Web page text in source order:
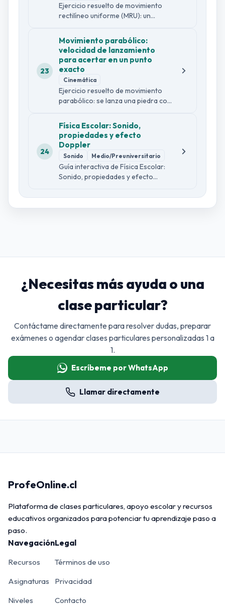
de reacción disponible antes de que
un objeto caído golpee a una
Ejercicio resuelto de movimiento
rectilíneo uniforme (MRU): un
km/h y, 15 segundos después, un
automóvil pasa por el mismo lugar a
120 km/h. Se calcula en qué instante
y en qué posición el automóvil
adelanta al camión, planteando las
ecuaciones de posición de ambos
vehículos respecto a un mismo
instante de referencia.
23
Movimiento parabólico:
velocidad de lanzamiento
para acertar en un punto
exacto
Cinemática
Ejercicio resuelto de movimiento
parabólico: se lanza una piedra con
distancia conocidas, y se calcula la
magnitud de la velocidad inicial
necesaria para que caiga
exactamente en un punto
determinado, combinando el
movimiento horizontal (MRU) y
vertical (MRUA) de forma
24
Física Escolar: Sonido,
propiedades y efecto
Doppler
Sonido Medio/Preuniversitario
Guía interactiva de Física Escolar:
Sonido, propiedades y efecto
formal, ejemplo guiado,
comprobaciones de lectura, dos
¿Necesitas más ayuda o una
clase particular?
Contáctame directamente para resolver dudas, preparar
exámenes o agendar clases particulares personalizadas 1 a
1.
Escríbeme por WhatsApp
Llamar directamente
ProfeOnline.cl
Plataforma de clases particulares, apoyo escolar y recursos
educativos organizados para potenciar tu aprendizaje paso a
paso.
Navegación
Recursos
Asignaturas
Niveles
Legal
Términos de uso
Privacidad
Contacto